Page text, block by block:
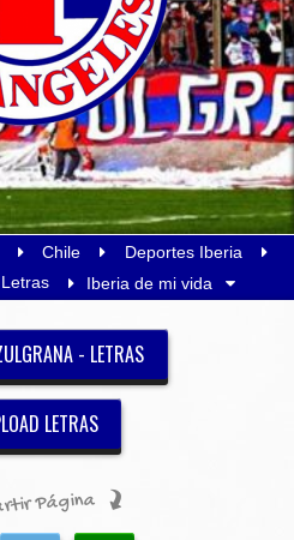
Chile
Deportes Iberia
Letras Iberia de mi vida
- LETRAS
LETRAS
Página